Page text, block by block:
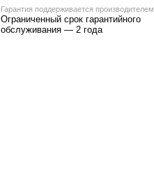
Гарантия поддерживается производителем
Ограниченный срок гарантийного
обслуживания — 2 года